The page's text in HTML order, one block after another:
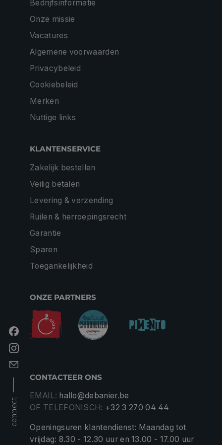
connect
Bedrijfsinformatie
Onze missie
Vacatures
Algemene voorwaarden
Privacybeleid
Cookiebeleid
Merken
Nuttige links
KLANTENSERVICE
Zakelijk bestellen
Veilig betalen
Levering & verzending
Ruilen & herroepingsrecht
Garantie
Sparen
Toegankelijkheid
ONZE PARTNERS
CONTACTEER ONS
EMAIL: hallo@debanier.be
OF TELEFONISCH: +32 3 270 04 44
Openingsuren klantendienst: Maandag tot
vrijdag: 8.30 - 12.30 uur en 13.00 - 17.00 uur